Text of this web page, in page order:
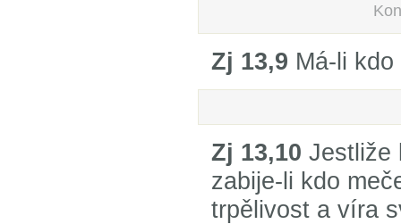
Zj 13,9 Má-li kdo
Zj 13,10 Jestliže
zabije-li kdo
trpělivost a víra